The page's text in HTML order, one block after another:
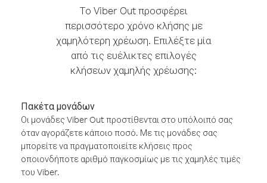
Το Viber Out προσφέρει
περισσότερο χρόνο κλήσης με
χαμηλότερη χρέωση. Επιλέξτε μία
από τις ευέλικτες επιλογές
κλήσεων χαμηλής χρέωσης:
Πακέτα μονάδων
Οι μονάδες Viber Out προστίθενται στο υπόλοιπό σας
όταν αγοράζετε κάποιο ποσό. Με τις μονάδες σας
μπορείτε να πραγματοποιείτε κλήσεις προς
οποιονδήποτε αριθμό παγκοσμίως με τις χαμηλές τιμές
του Viber.